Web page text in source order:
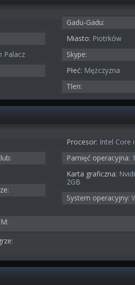
Palacz
Gadu-Gadu:
Miasto: Piotrków
Skype:
Płeć: Mężczyzna
Tlen:
Procesor: Intel Core
Pamięć operacyjna:
Karta graficzna:
2GB
System operacyjny: